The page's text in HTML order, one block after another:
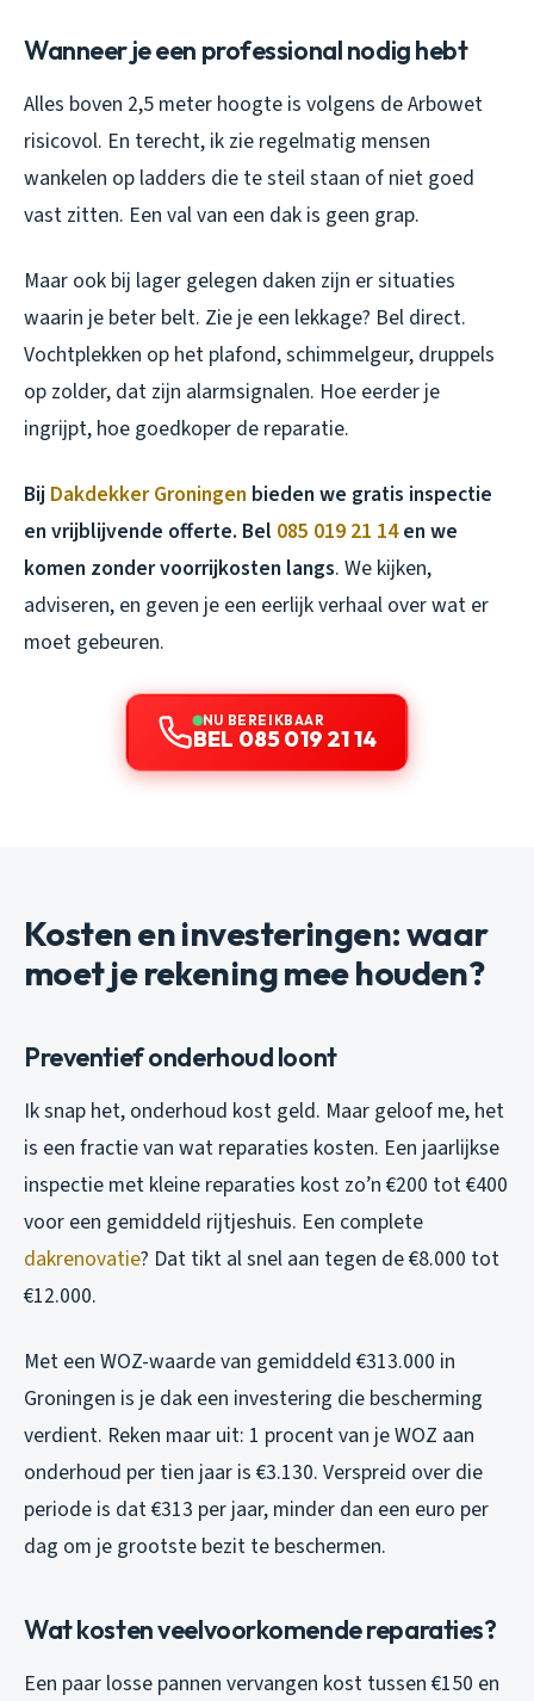
Wanneer je een professional nodig hebt
Alles boven 2,5 meter hoogte is volgens de Arbowet
risicovol. En terecht, ik zie regelmatig mensen
wankelen op ladders die te steil staan of niet goed
vast zitten. Een val van een dak is geen grap.
Maar ook bij lager gelegen daken zijn er situaties
waarin je beter belt. Zie je een lekkage? Bel direct.
Vochtplekken op het plafond, schimmelgeur, druppels
op zolder, dat zijn alarmsignalen. Hoe eerder je
ingrijpt, hoe goedkoper de reparatie.
Bij Dakdekker Groningen bieden we gratis inspectie
en vrijblijvende offerte. Bel 085 019 21 14en we
komen zonder voorrijkosten langs. We kijken,
adviseren, en geven je een eerlijk verhaal over wat er
moet gebeuren.
NU BEREIKBAAR
BEL 085 019 21 14
Kosten en investeringen: waar
moet je rekening mee houden?
Preventief onderhoud loont
Ik snap het, onderhoud kost geld. Maar geloof me, het
is een fractie van wat reparaties kosten. Een jaarlijkse
inspectie met kleine reparaties kost zo’n €200 tot €400
voor een gemiddeld rijtjeshuis. Een complete
dakrenovatie? Dat tikt al snel aan tegen de €8.000 tot
€12.000.
Met een WOZ-waarde van gemiddeld €313.000 in
Groningen is je dak een investering die bescherming
verdient. Reken maar uit: 1 procent van je WOZ aan
onderhoud per tien jaar is €3.130. Verspreid over die
periode is dat €313 per jaar, minder dan een euro per
dag om je grootste bezit te beschermen.
Wat kosten veelvoorkomende reparaties?
Een paar losse pannen vervangen kost tussen €150 en